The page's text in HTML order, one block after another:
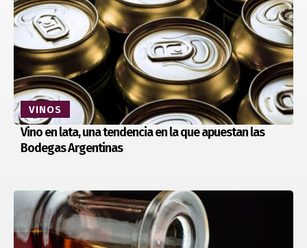
VINOS
Vino en lata, una tendencia en la que apuestan las
Bodegas Argentinas